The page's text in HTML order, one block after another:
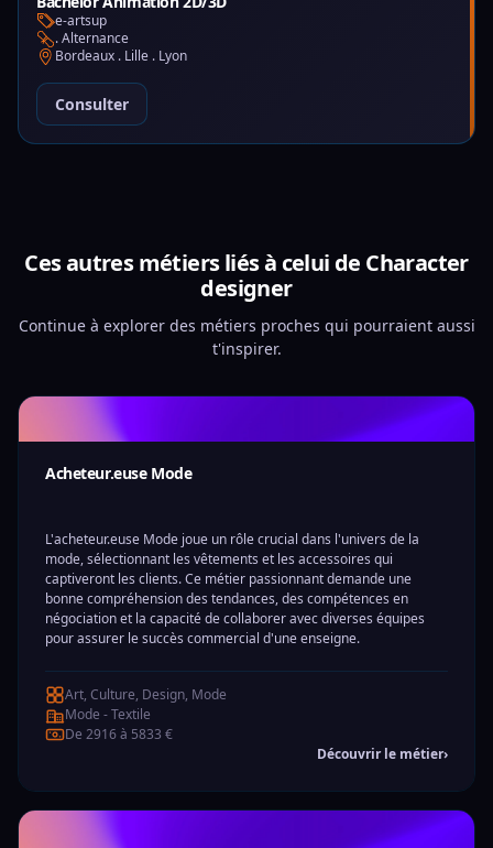
e-artsup
. Alternance
Bordeaux . Lille . Lyon
Consulter
Ces autres métiers liés à celui de Character
designer
Continue à explorer des métiers proches qui pourraient aussi
t'inspirer.
Acheteur.euse Mode
L'acheteur.euse Mode joue un rôle crucial dans l'univers de la
mode, sélectionnant les vêtements et les accessoires qui
captiveront les clients. Ce métier passionnant demande une
bonne compréhension des tendances, des compétences en
négociation et la capacité de collaborer avec diverses équipes
pour assurer le succès commercial d'une enseigne.
Art, Culture, Design, Mode
Mode - Textile
De 2916 à 5833 €
Découvrir le métier›